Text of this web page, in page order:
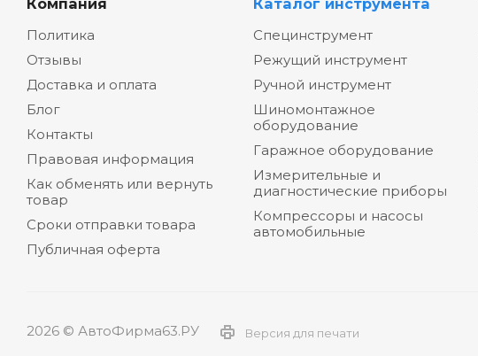
Компания
Политика
Отзывы
Доставка и оплата
Блог
Контакты
Правовая информация
Как обменять или вернуть
товар
Сроки отправки товара
Публичная оферта
Каталог инструмента
Специнструмент
Режущий инструмент
Ручной инструмент
Шиномонтажное
оборудование
Гаражное оборудование
Измерительные и
диагностические приборы
Компрессоры и насосы
автомобильные
2026 © АвтоФирма63.РУ Версия для печати